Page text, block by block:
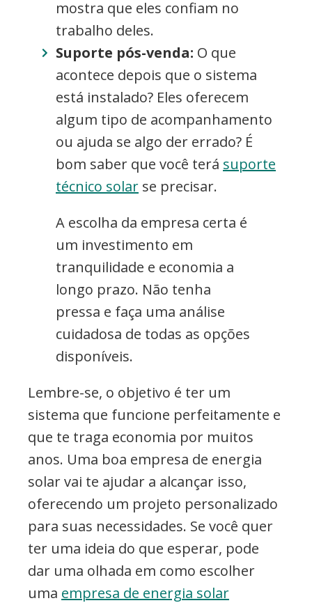
mostra que eles confiam no
trabalho deles.
Suporte pós-venda: O que
acontece depois que o sistema
está instalado? Eles oferecem
algum tipo de acompanhamento
ou ajuda se algo der errado? É
bom saber que você terá suporte
técnico solar se precisar.
A escolha da empresa certa é
um investimento em
tranquilidade e economia a
longo prazo. Não tenha
pressa e faça uma análise
cuidadosa de todas as opções
disponíveis.
Lembre-se, o objetivo é ter um
sistema que funcione perfeitamente e
que te traga economia por muitos
anos. Uma boa empresa de energia
solar vai te ajudar a alcançar isso,
oferecendo um projeto personalizado
para suas necessidades. Se você quer
ter uma ideia do que esperar, pode
dar uma olhada em como escolher
uma empresa de energia solar